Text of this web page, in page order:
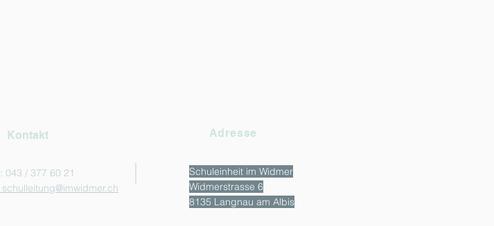
Kontakt
043 / 377 60 21
schulleitung@imwidmer.ch
Adresse
Schuleinheit im Widmer
Widmerstrasse 6
8135 Langnau am Albis